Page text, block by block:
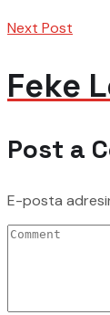
Next Post
Feke
Post a
E-posta